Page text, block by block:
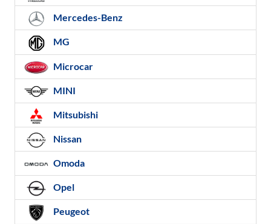
Mercedes-Benz
MG
Microcar
MINI
Mitsubishi
Nissan
Omoda
Opel
Peugeot